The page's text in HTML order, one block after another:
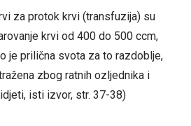
za protok krvi (transfuzija) su
krvi od 400 do 500 ccm,
je prilična svota za to razdoblje,
zbog ratnih ozljednika i
isti izvor, str. 37-38)